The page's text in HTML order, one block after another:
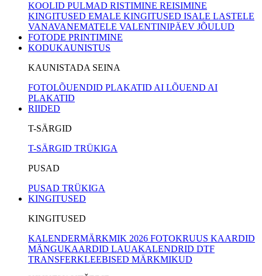
KOOLID PULMAD RISTIMINE REISIMINE
KINGITUSED EMALE KINGITUSED ISALE LASTELE
VANAVANEMATELE VALENTINIPÄEV JÕULUD
FOTODE PRINTIMINE
KODUKAUNISTUS
KAUNISTADA SEINA
FOTOLÕUENDID PLAKATID AI LÕUEND AI
PLAKATID
RIIDED
T-SÄRGID
T-SÄRGID TRÜKIGA
PUSAD
PUSAD TRÜKIGA
KINGITUSED
KINGITUSED
KALENDERMÄRKMIK 2026 FOTOKRUUS KAARDID
MÄNGUKAARDID LAUAKALENDRID DTF
TRANSFERKLEEBISED MÄRKMIKUD